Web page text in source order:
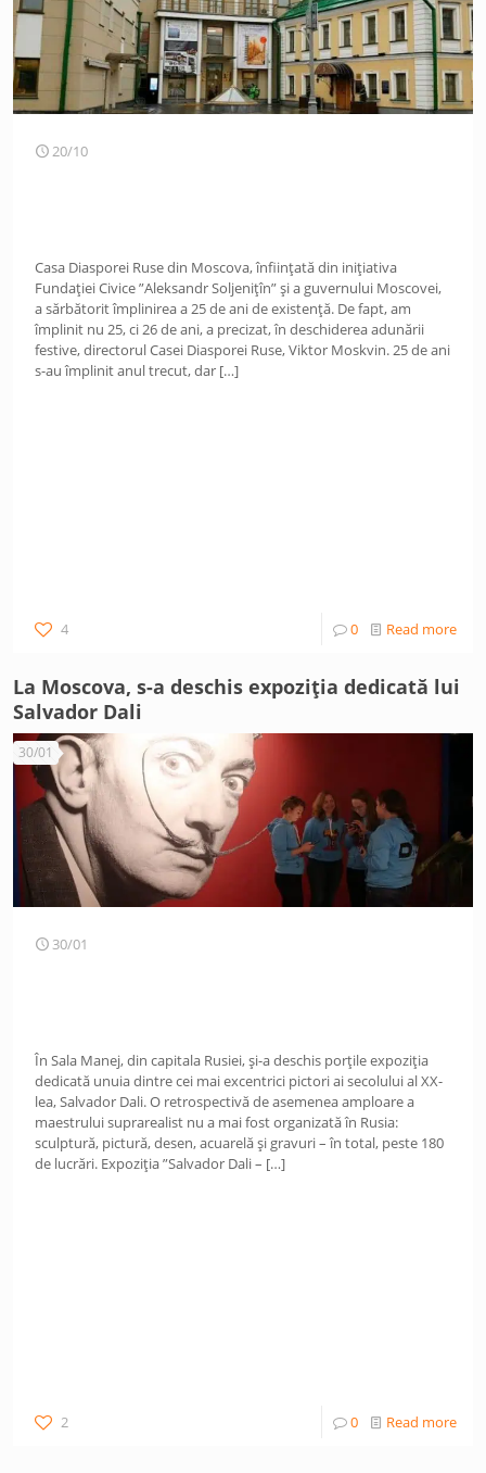
20/10
Casa Diasporei Ruse din Moscova, înființată din inițiativa
Fundației Civice ”Aleksandr Soljenițîn” și a guvernului Moscovei,
a sărbătorit împlinirea a 25 de ani de existență. De fapt, am
împlinit nu 25, ci 26 de ani, a precizat, în deschiderea adunării
festive, directorul Casei Diasporei Ruse, Viktor Moskvin. 25 de ani
s-au împlinit anul trecut, dar […]
4 0 Read more
La Moscova, s-a deschis expoziția dedicată lui
Salvador Dali
30/01
30/01
În Sala Manej, din capitala Rusiei, și-a deschis porțile expoziția
dedicată unuia dintre cei mai excentrici pictori ai secolului al XX-
lea, Salvador Dali. O retrospectivă de asemenea amploare a
maestrului suprarealist nu a mai fost organizată în Rusia:
sculptură, pictură, desen, acuarelă și gravuri – în total, peste 180
de lucrări. Expoziția ”Salvador Dali – […]
2 0 Read more